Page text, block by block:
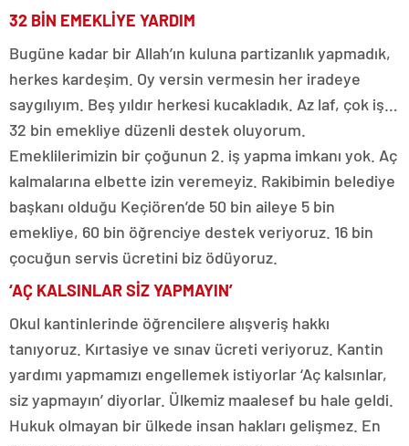
32 BİN EMEKLİYE YARDIM
Bugüne kadar bir Allah’ın kuluna partizanlık yapmadık,
herkes kardeşim. Oy versin vermesin her iradeye
saygılıyım. Beş yıldır herkesi kucakladık. Az laf, çok iş…
32 bin emekliye düzenli destek oluyorum.
Emeklilerimizin bir çoğunun 2. iş yapma imkanı yok. Aç
kalmalarına elbette izin veremeyiz. Rakibimin belediye
başkanı olduğu Keçiören’de 50 bin aileye 5 bin
emekliye, 60 bin öğrenciye destek veriyoruz. 16 bin
çocuğun servis ücretini biz ödüyoruz.
‘AÇ KALSINLAR SİZ YAPMAYIN’
Okul kantinlerinde öğrencilere alışveriş hakkı
tanıyoruz. Kırtasiye ve sınav ücreti veriyoruz. Kantin
yardımı yapmamızı engellemek istiyorlar ‘Aç kalsınlar,
siz yapmayın’ diyorlar. Ülkemiz maalesef bu hale geldi.
Hukuk olmayan bir ülkede insan hakları gelişmez. En